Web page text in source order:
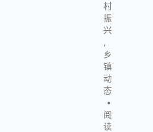
村
振
兴
,
乡
镇
动
态
•
阅
读